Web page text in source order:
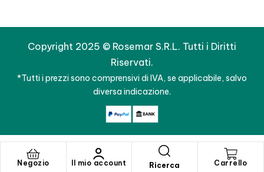
Negozio Il mio account Ricerca Carrello
Copyright 2025 © Rosemar S.R.L. Tutti i Diritti
Riservati.
*Tutti i prezzi sono comprensivi di IVA, se applicabile, salvo
diversa indicazione.